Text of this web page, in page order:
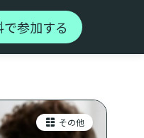
で参加する
その他